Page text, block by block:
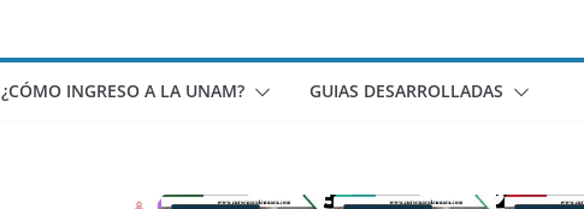
¿CÓMO INGRESO A LA UNAM? GUIAS DESARROLLADAS